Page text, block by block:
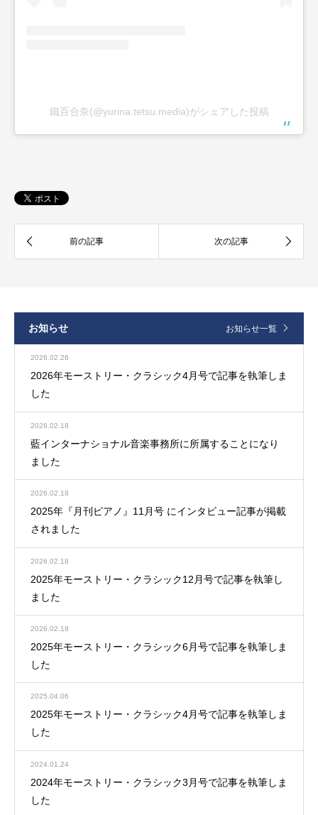
鐵百合奈(@yurina.tetsu.media)がシェアした投稿
お知らせ お知らせ一覧
2026.02.26
2026年モーストリー・クラシック4月号で記事を執筆しま
した
2026.02.18
藍インターナショナル音楽事務所に所属することになり
ました
2026.02.18
2025年『月刊ピアノ』11月号 にインタビュー記事が掲載
されました
2026.02.18
2025年モーストリー・クラシック12月号で記事を執筆し
ました
2026.02.18
2025年モーストリー・クラシック6月号で記事を執筆しま
した
2025.04.06
2025年モーストリー・クラシック4月号で記事を執筆しま
した
2024.01.24
2024年モーストリー・クラシック3月号で記事を執筆しま
した